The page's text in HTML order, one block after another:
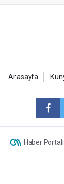
Anasayfa
Haber Portalı